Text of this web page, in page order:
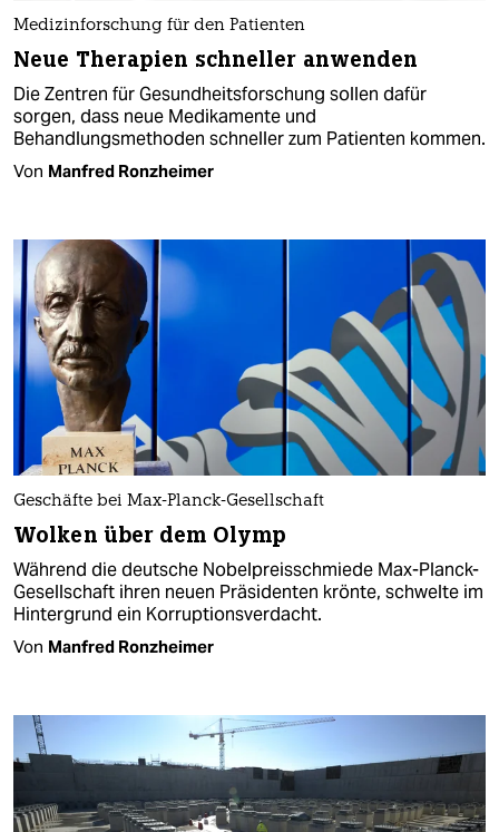
Medizinforschung für den Patienten
Neue Therapien schneller anwenden
Die Zentren für Gesundheitsforschung sollen dafür
sorgen, dass neue Medikamente und
Behandlungsmethoden schneller zum Patienten kommen.
Von Manfred Ronzheimer
Geschäfte bei Max-Planck-Gesellschaft
Wolken über dem Olymp
Während die deutsche Nobelpreisschmiede Max-Planck-
Gesellschaft ihren neuen Präsidenten krönte, schwelte im
Hintergrund ein Korruptionsverdacht.
Von Manfred Ronzheimer